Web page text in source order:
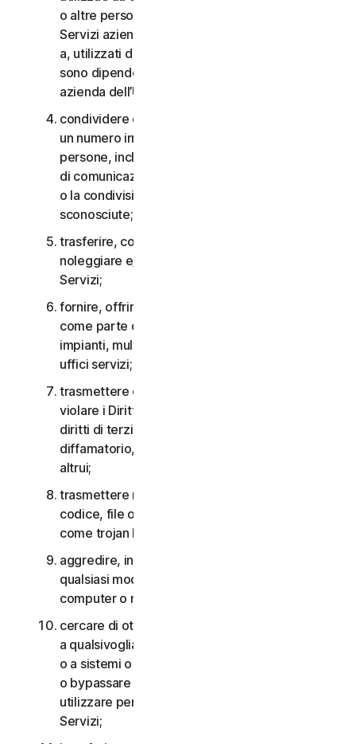
o altre persone che non risiedono con l’Utente e i
Servizi aziendali non possono essere accessibili
a, utilizzati da o condivisi con persone che non
sono dipendenti o non fanno parte della Piccola
azienda dell’Utente;
condividere qualsiasi dato o altro contenuto con
un numero irragionevolmente elevato di
persone, incluso, a titolo esemplificativo, l’invio
di comunicazioni a un gran numero di destinatari
o la condivisione di contenuti con persone
sconosciute;
trasferire, concedere in licenza, affittare,
noleggiare e/o prestare il diritto di utilizzare i
Servizi;
fornire, offrire o rendere disponibili i Servizi
come parte di un accordo per la gestione di
impianti, multiproprietà, provider di servizi o
uffici servizi;
trasmettere o archiviare materiale che potrebbe
violare i Diritti di proprietà intellettuale o altri
diritti di terzi o che risulta illegale, lesivo,
diffamatorio, calunnioso o invasivo della privacy
altrui;
trasmettere materiale che contiene virus o altro
codice, file o programmi per computer dannosi
come trojan horse, worm o time bomb;
aggredire, interferire, negare il servizio in
qualsiasi modo o forma a qualsiasi altra rete,
computer o nodo attraverso i Servizi;
cercare di ottenere un accesso non autorizzato
a qualsivoglia Servizio, agli account di altri utenti
o a sistemi o reti di computer connessi ai Servizi
o bypassare qualsiasi misura che potremmo
utilizzare per prevenire o limitare l’accesso ai
Servizi;